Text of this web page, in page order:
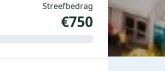
Streefbedrag
€750